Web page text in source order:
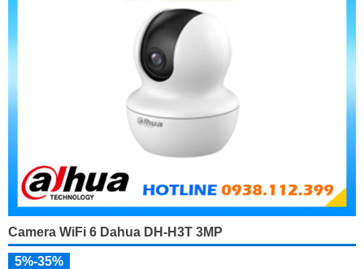
Camera WiFi 6 Dahua DH-H3T 3MP
5%-35%